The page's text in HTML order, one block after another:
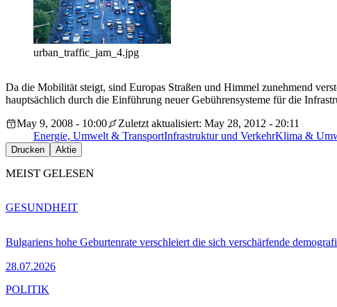
urban_traffic_jam_4.jpg
Da die Mobilität steigt, sind Europas Straßen und Himmel zunehmend
hauptsächlich durch die Einführung neuer Gebührensysteme für die
May 9, 2008 - 10:00
Zuletzt aktualisiert: May 28, 2012 - 20:11
Energie, Umwelt & TransportInfrastruktur und VerkehrKlima &
Drucken Aktie
MEIST GELESEN
Bulgariens hohe Geburtenrate verschleiert die sich verschärfende
28.07.2026
GESUNDHEIT
POLITIK